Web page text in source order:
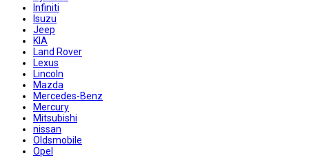
Infiniti
Isuzu
Jeep
KIA
Land Rover
Lexus
Lincoln
Mazda
Mercedes-Benz
Mercury
Mitsubishi
nissan
Oldsmobile
Opel